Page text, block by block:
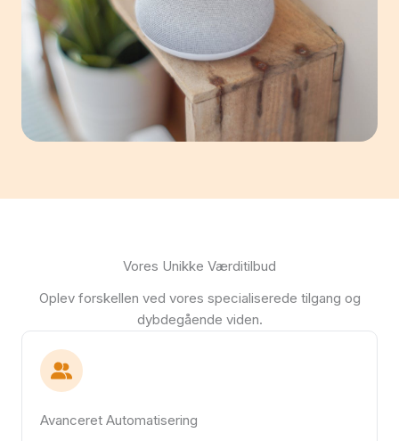
Vores Unikke Værditilbud
Oplev forskellen ved vores specialiserede tilgang og
dybdegående viden.
Avanceret Automatisering